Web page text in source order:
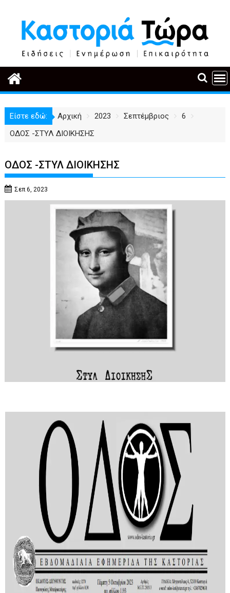
περιεχόμενο
Είστε εδώ: Αρχική 2023 Σεπτέμβριος
6
ΟΔΟΣ -ΣΤΥΛ ΔΙΟΙΚΗΣΗΣ
ΟΔΟΣ -ΣΤΥΛ ΔΙΟΙΚΗΣΗΣ
Σεπ 6, 2023